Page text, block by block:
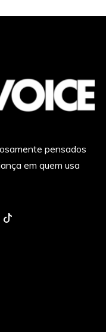
pensados
em quem usa